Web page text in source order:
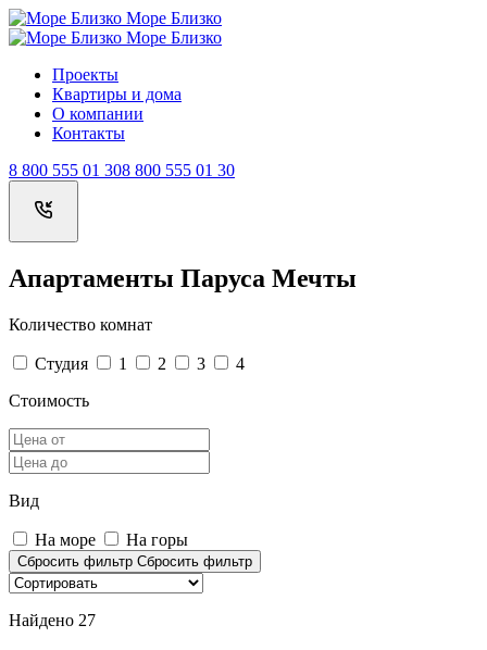
Море Близко
Море Близко
Проекты
Квартиры и дома
О компании
Контакты
8 800 555 01 308 800 555 01 30
Апартаменты Паруса Мечты
Количество комнат
Студия 1 2 3
4
Стоимость
Вид
На море На горы
Сбросить фильтр Сбросить фильтр
Найдено 27